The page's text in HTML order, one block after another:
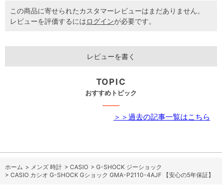
この商品に寄せられたカスタマーレビューはまだありません。
レビューを評価するにはログインが必要です。
レビューを書く
TOPIC
おすすめトピック
＞＞過去の記事一覧はこちら
ホーム > メンズ 時計 > CASIO > G-SHOCK ジーショック
> CASIO カシオ G-SHOCK Gショック GMA-P2110-4AJF 【安心の5年保証】